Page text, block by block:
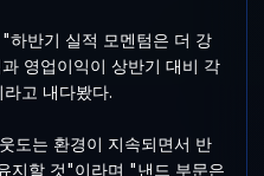
하반기 실적 모멘텀은 더 강
영업이익이 상반기 대비 각
고 내다봤다.
도는 환경이 지속되면서 반
지할 것"이라며 "낸드 부문은